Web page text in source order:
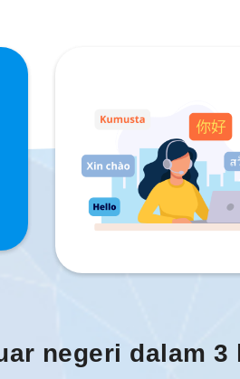
negeri dalam 3